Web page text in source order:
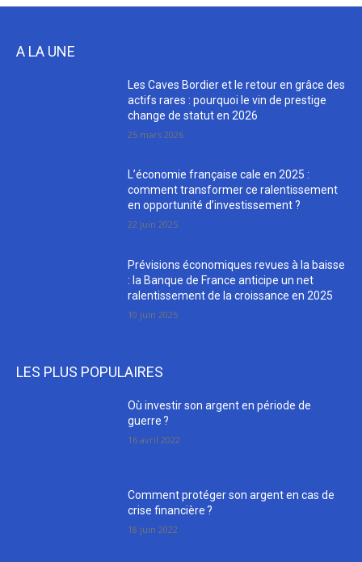
A LA UNE
Les Caves Bordier et le retour en grâce des
actifs rares : pourquoi le vin de prestige
change de statut en 2026
25 mars 2026
L’économie française cale en 2025 :
comment transformer ce ralentissement
en opportunité d’investissement ?
22 juin 2025
Prévisions économiques revues à la baisse
: la Banque de France anticipe un net
ralentissement de la croissance en 2025
10 juin 2025
LES PLUS POPULAIRES
Où investir son argent en période de
guerre ?
16 avril 2022
Comment protéger son argent en cas de
crise financière ?
18 juin 2022